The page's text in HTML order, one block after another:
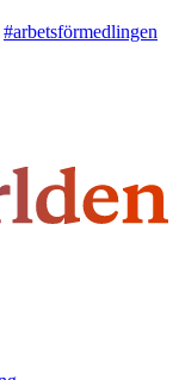
#arbetsförmedlingen